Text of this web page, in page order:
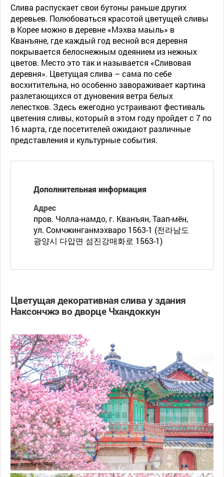
Слива распускает свои бутоны раньше других
деревьев. Полюбоваться красотой цветущей сливы
в Корее можно в деревне «Мэхва маыль» в
Кванъяне, где каждый год весной вся деревня
покрывается белоснежным одеянием из нежных
цветов. Место это так и называется «Сливовая
деревня». Цветущая слива – сама по себе
восхитительна, но особенно завораживает картина
разлетающихся от дуновения ветра белых
лепестков. Здесь ежегодно устраивают фестиваль
цветения сливы, который в этом году пройдет с 7 по
16 марта, где посетителей ожидают различные
представления и культурные события.
Дополнительная информация
Адрес
пров. Чолла-намдо, г. Кванъян, Таап-мён,
ул. Сомчжинганмэхваро 1563-1 (전라남도
광양시 다압면 섬진강매화로 1563-1)
Цветущая декоративная слива у здания
Наксончжэ во дворце Чхандоккун